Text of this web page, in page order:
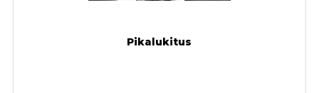
Pikalukitus